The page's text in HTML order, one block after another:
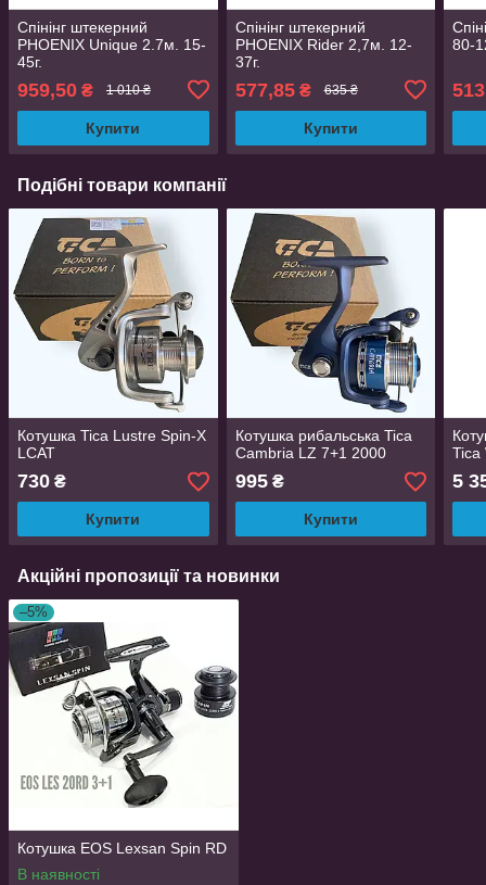
Спінінг штекерний
PHOENIX Unique 2.7м. 15-
45г.
959,50 ₴ 1 010 ₴
Купити
Спінінг штекерний
PHOENIX Rider 2,7м. 12-
37г.
577,85₴ 635 ₴
Купити
80-
Подібні товари компанії
Котушка Tica Lustre Spin-X
LCAT
730 ₴
Купити
Котушка рибальська Tica
Cambria LZ 7+1 2000
995₴
Купити
Tica
5
Акційні пропозиції та новинки
–5%
Котушка EOS Lexsan Spin RD
В наявності